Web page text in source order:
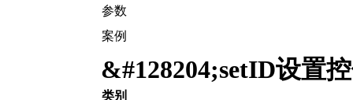
参数
案例
&#128204;setID设置
类别